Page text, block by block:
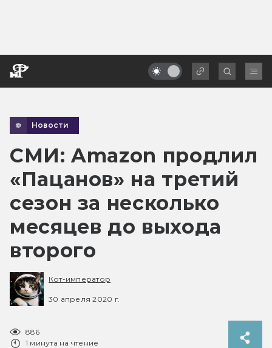
Новости
СМИ: Amazon продлил
«Пацанов» на третий
сезон за несколько
месяцев до выхода
второго
Кот-император
30 апреля 2020 г.
886
1 минута на чтение